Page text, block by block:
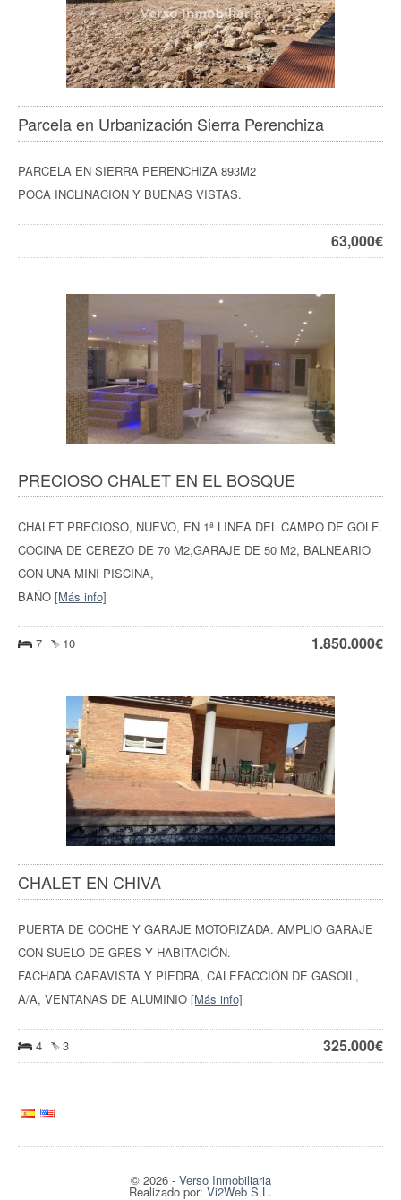
Parcela en Urbanización Sierra Perenchiza
PARCELA EN SIERRA PERENCHIZA 893M2
POCA INCLINACION Y BUENAS VISTAS.
63,000€
PRECIOSO CHALET EN EL BOSQUE
CHALET PRECIOSO, NUEVO, EN 1ª LINEA DEL CAMPO DE GOLF.
COCINA DE CEREZO DE 70 M2,GARAJE DE 50 M2, BALNEARIO
CON UNA MINI PISCINA,
BAÑO [Más info]
7 10 1.850.000€
CHALET EN CHIVA
PUERTA DE COCHE Y GARAJE MOTORIZADA. AMPLIO GARAJE
CON SUELO DE GRES Y HABITACIÓN.
FACHADA CARAVISTA Y PIEDRA, CALEFACCIÓN DE GASOIL,
A/A, VENTANAS DE ALUMINIO [Más info]
4 3 325.000€
© 2026- Verso Inmobiliaria
Realizado por: Vi2Web S.L.